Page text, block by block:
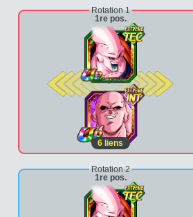
Rotation 1
1re pos.
2e pos.
6 liens
Rotation 2
1re pos.